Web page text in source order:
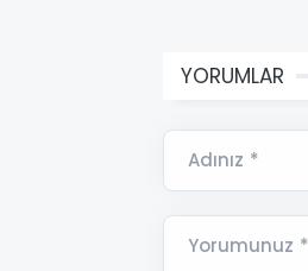
YORUMLAR
Adınız *
Yorumunuz *